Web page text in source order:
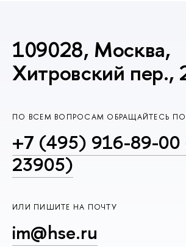
109028, Москва,
Хитровский пер.,
ПО ВСЕМ ВОПРОСАМ ОБРАЩАЙТЕСЬ
+7 (495) 916-89-00
23905)
ИЛИ ПИШИТЕ НА ПОЧТУ
im@hse.ru